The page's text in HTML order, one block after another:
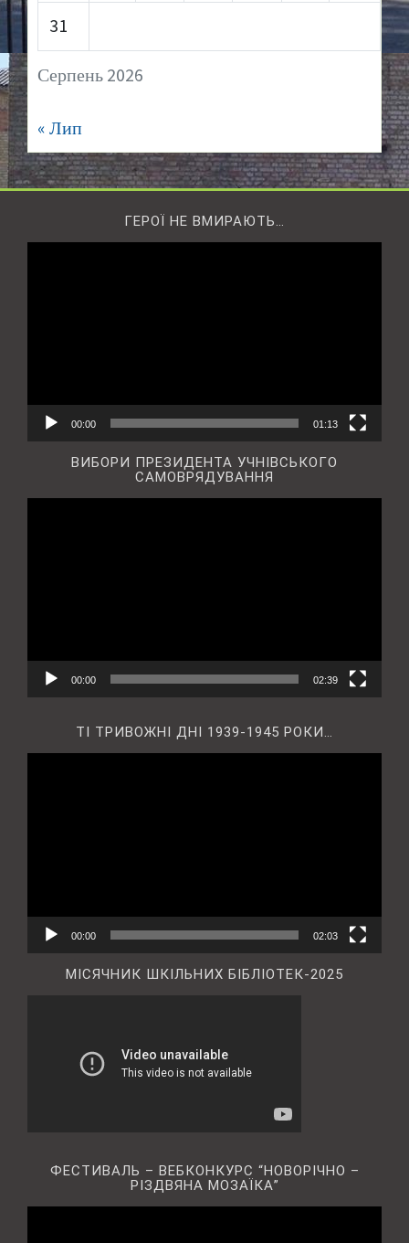
Серпень 2026
31
« Лип
ГЕРОЇ НЕ ВМИРАЮТЬ…
00:00 01:13
ВИБОРИ ПРЕЗИДЕНТА УЧНІВСЬКОГО
САМОВРЯДУВАННЯ
00:00 02:39
ТІ ТРИВОЖНІ ДНІ 1939-1945 РОКИ…
00:00 02:03
МІСЯЧНИК ШКІЛЬНИХ БІБЛІОТЕК-2025
ФЕСТИВАЛЬ – ВЕБКОНКУРС “НОВОРІЧНО –
РІЗДВЯНА МОЗАЇКА”